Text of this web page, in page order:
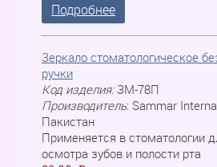
Подробнее
Зеркало стоматологическое
ручки
Код изделия: ЗM-78П
Производитель: Sammar
Пакистан
Применяется в стоматологии
осмотра зубов и полости рта